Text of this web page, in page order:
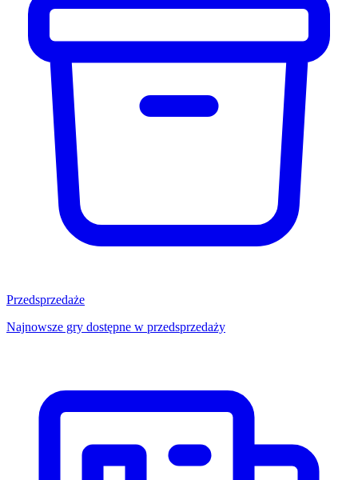
Przedsprzedaże
Najnowsze gry dostępne w przedsprzedaży